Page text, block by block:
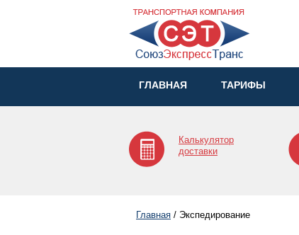
ГЛАВНАЯ ТАРИФЫ
Калькулятор
доставки
Главная / Экспедирование